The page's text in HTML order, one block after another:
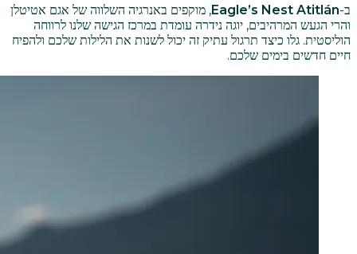
ב-Eagle’s Nest Atitlán, מוקפים באנרגיה השלווה של אגם אטיטלן
והרי הגעש המרהיבים, יוגה נידרה עומדת במרכז הגישה שלנו לרווחה
הוליסטית. גלו כיצד תרגול עתיק זה יכול לשנות את הלילות שלכם ולהפיח
חיים חדשים בימים שלכם.